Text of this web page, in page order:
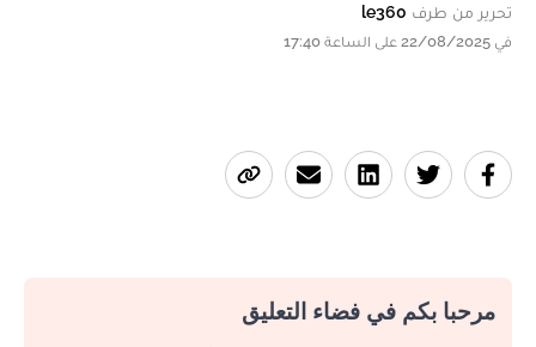
تحرير من طرف le360
في 22/08/2025 على الساعة 17:40
مرحبا بكم في فضاء التعليق